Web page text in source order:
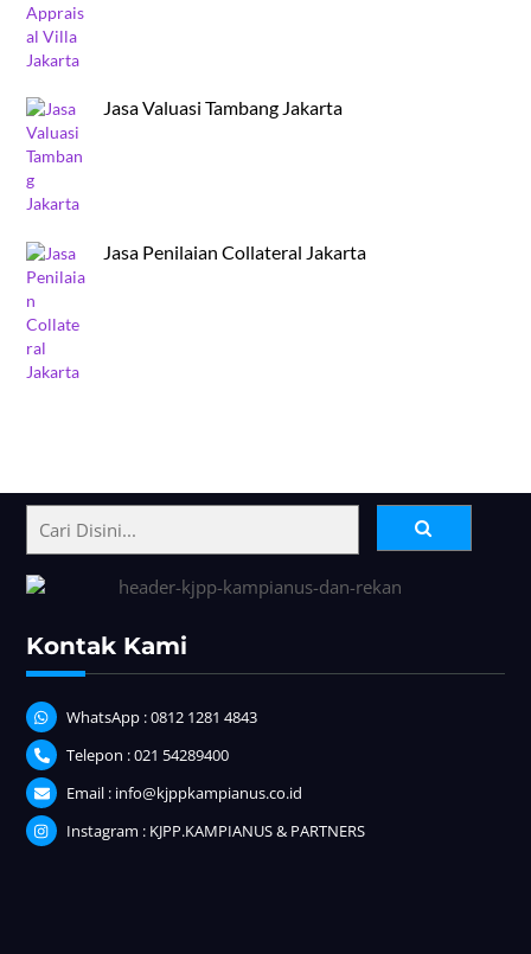
Jasa Valuasi Tambang Jakarta
Jasa Penilaian Collateral Jakarta
Back
To
Top
Kontak Kami
WhatsApp : 0812 1281 4843
Telepon : 021 54289400
Email : info@kjppkampianus.co.id
Instagram : KJPP.KAMPIANUS & PARTNERS